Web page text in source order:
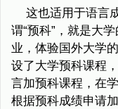
这也适用于语言
谓“预科”，就是大
业，体验国外大学
设了大学预科课程
言加预科课程，在
根据预科成绩申请